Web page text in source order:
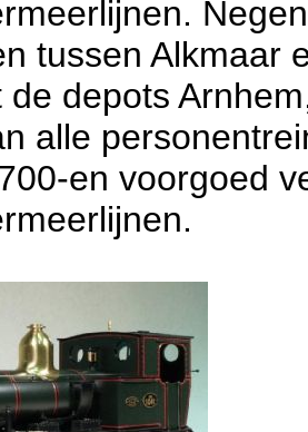
tussen Alkmaar
de depots
alle
en voorgoed